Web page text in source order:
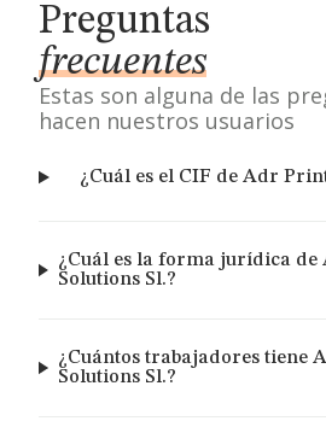
Preguntas
frecuentes
Estas son alguna de las
hacen nuestros usuarios
¿Cuál es el CIF de Adr
¿Cuál es la forma jurídica
Solutions Sl.?
¿Cuántos trabajadores tiene
Solutions Sl.?